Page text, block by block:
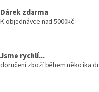
Dárek zdarma
K objednávce nad 5000kč
Jsme rychlí...
doručení zboží během několika